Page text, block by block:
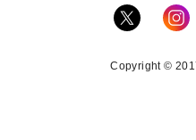
Copyright ©